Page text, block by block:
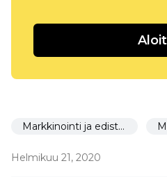
Markkinointi ja edistäminen
Helmikuu 21, 2020